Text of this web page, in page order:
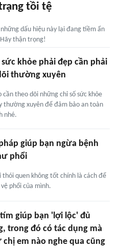
tồi tệ
dấu hiệu này lại đang tiềm ẩn
thận trọng!
sức khỏe phải đẹp cần phải
thường xuyên
cần theo dõi những chỉ số sức khỏe
thường xuyên để đảm bảo an toàn
nhé.
giúp bạn ngừa bệnh
phổi
thói quen không tốt chính là cách để
vệ phổi của mình.
giúp bạn 'lợi lộc' đủ
trong đó có tác dụng mà
chị em nào nghe qua cũng